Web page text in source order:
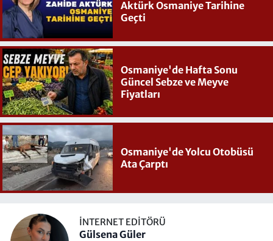
Aktürk Osmaniye Tarihine
Geçti
Osmaniye'de Hafta Sonu
Güncel Sebze ve Meyve
Fiyatları
Osmaniye'de Yolcu Otobüsü
Ata Çarptı
İNTERNET EDITÖRÜ
Gülsena Güler